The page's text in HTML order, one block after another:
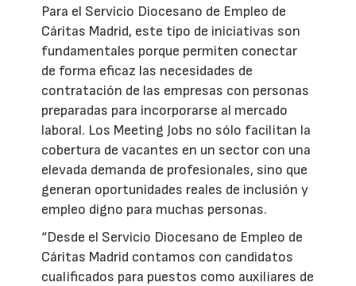
Para el Servicio Diocesano de Empleo de
Cáritas Madrid, este tipo de iniciativas son
fundamentales porque permiten conectar
de forma eficaz las necesidades de
contratación de las empresas con personas
preparadas para incorporarse al mercado
laboral. Los Meeting Jobs no sólo facilitan la
cobertura de vacantes en un sector con una
elevada demanda de profesionales, sino que
generan oportunidades reales de inclusión y
empleo digno para muchas personas.
“Desde el Servicio Diocesano de Empleo de
Cáritas Madrid contamos con candidatos
cualificados para puestos como auxiliares de